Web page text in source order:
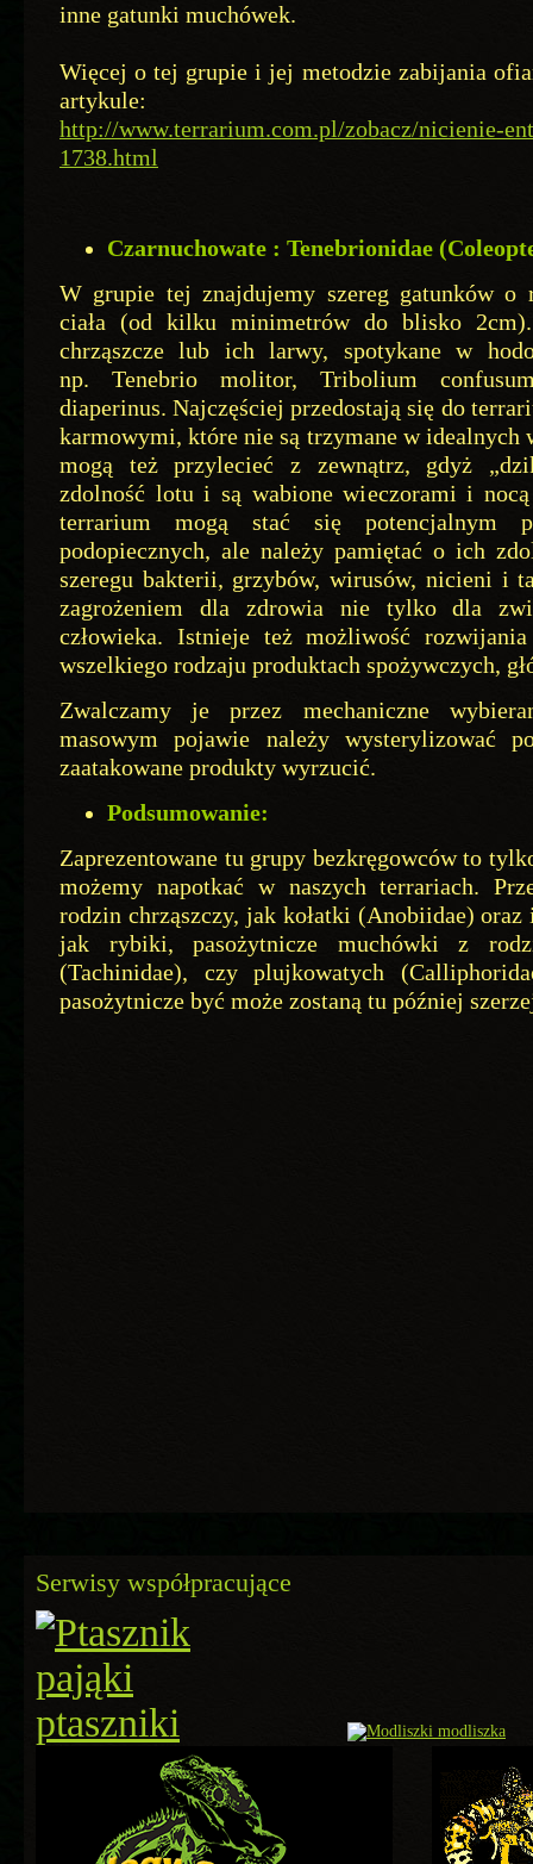
inne gatunki muchówek.
Więcej o tej grupie i jej metodzie zabijania
artykule:
http://www.terrarium.com.pl/zobacz/nicienie-
1738.html
Czarnuchowate : Tenebrionidae
W grupie tej znajdujemy szereg gatunków o
ciała (od kilku minimetrów do blisko
chrząszcze lub ich larwy, spotykane w
np. Tenebrio molitor, Tribolium
diaperinus. Najczęściej przedostają się do
karmowymi, które nie są trzymane w idealnych
mogą też przylecieć z zewnątrz, gdyż
zdolność lotu i są wabione wieczorami i
terrarium mogą stać się potencjalnym
podopiecznych, ale należy pamiętać o ich
szeregu bakterii, grzybów, wirusów, nicieni i
zagrożeniem dla zdrowia nie tylko dla
człowieka. Istnieje też możliwość
wszelkiego rodzaju produktach spożywczych,
Zwalczamy je przez mechaniczne
masowym pojawie należy wysterylizować
zaatakowane produkty wyrzucić.
Podsumowanie:
Zaprezentowane tu grupy bezkręgowców to
możemy napotkać w naszych terrariach.
rodzin chrząszczy, jak kołatki (Anobiidae) oraz
jak rybiki, pasożytnicze muchówki z
(Tachinidae), czy plujkowatych
pasożytnicze być może zostaną tu później
Serwisy współpracujące